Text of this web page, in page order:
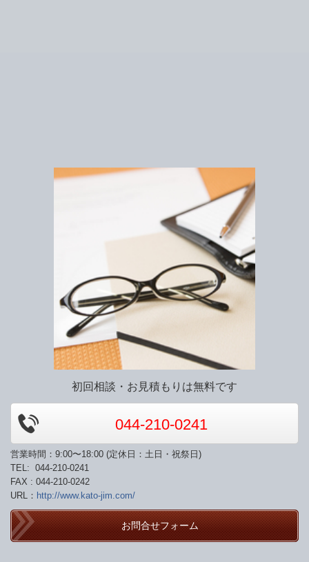
初回相談・お見積もりは無料です
044-210-0241
営業時間：9:00〜18:00 (定休日：土日・祝祭日)
TEL: 044-210-0241
FAX : 044-210-0242
URL： http://www.kato-jim.com/
お問合せフォーム